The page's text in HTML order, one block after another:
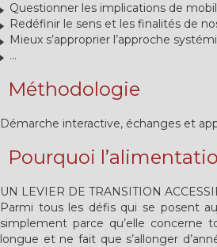
Questionner les implications de
Redéfinir le sens et les finalités de
Mieux s’approprier l’approche
…
Méthodologie
Démarche interactive, échanges et
Pourquoi
UN LEVIER DE TRANSITION
Parmi tous les défis qui se posent
simplement parce qu’elle concerne
longue et ne fait que s’allonger